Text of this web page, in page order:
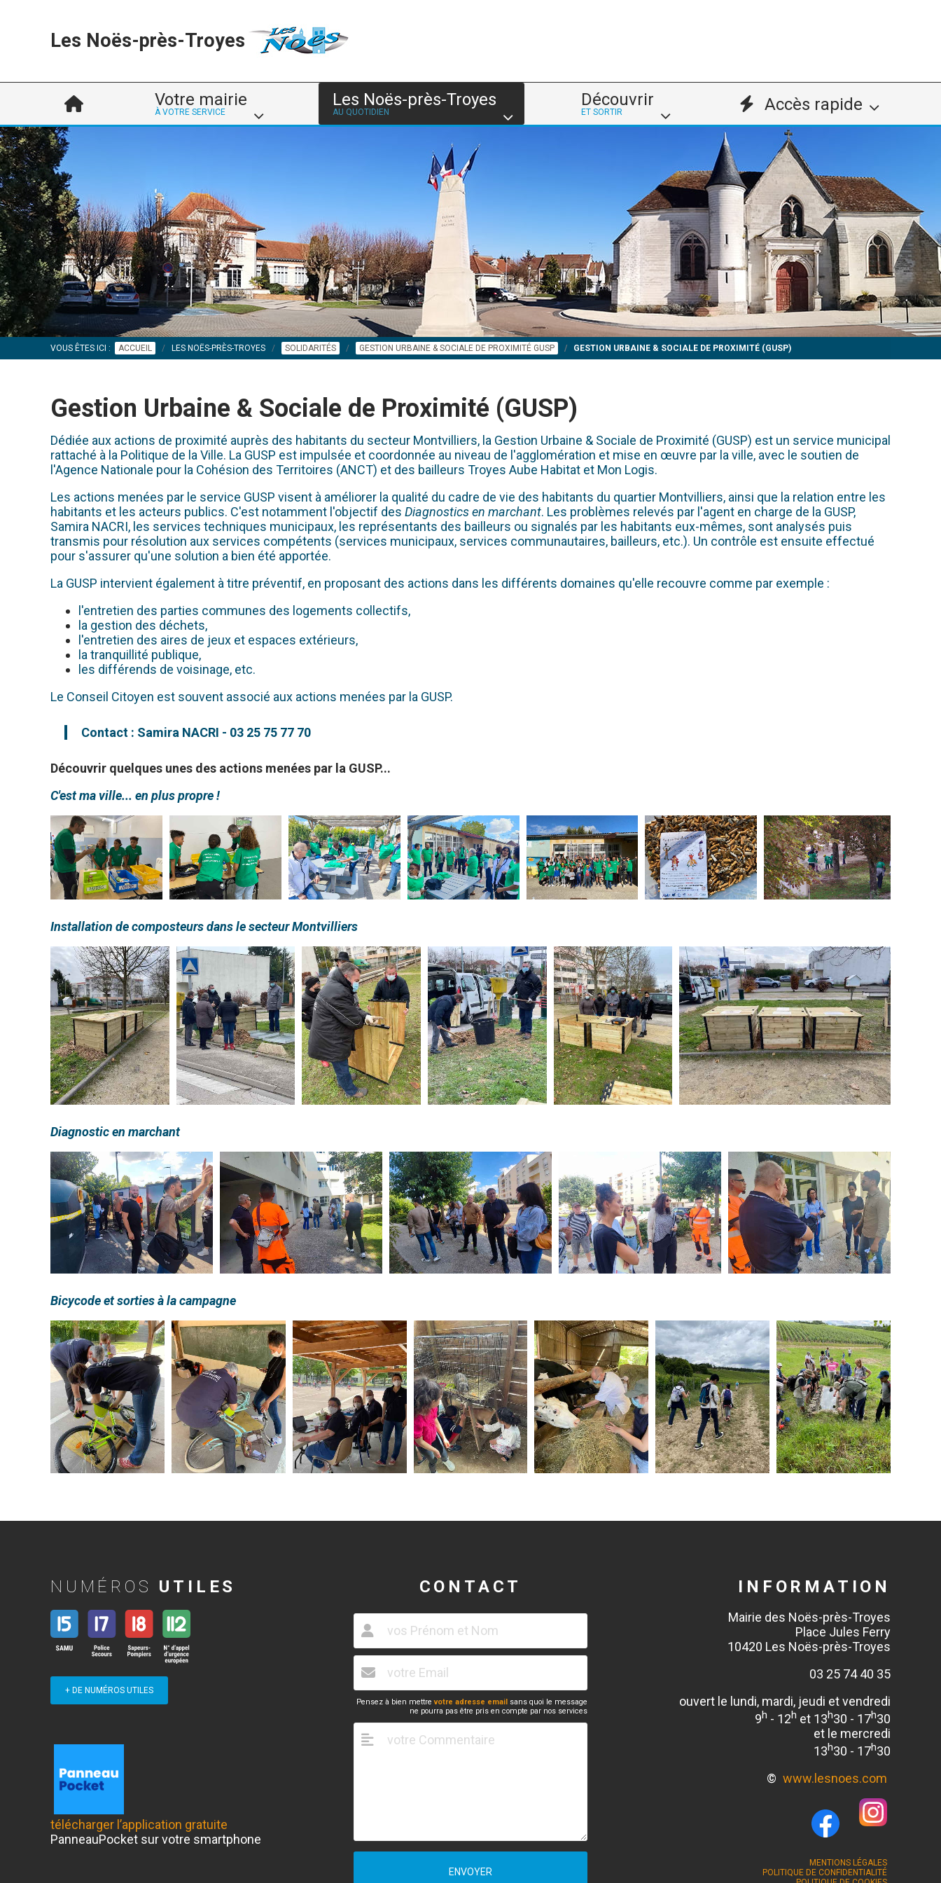
Les Noës-près-Troyes
Votre mairie
À VOTRE SERVICE
Les Noës-près-Troyes
AU QUOTIDIEN
Découvrir
ET SORTIR Accès rapide
VOUS ÊTES ICI : ACCUEIL LES NOËS-PRÈS-TROYES SOLIDARITÉS GESTION URBAINE & SOCIALE DE PROXIMITÉ GUSP GESTION URBAINE & SOCIALE DE PROXIMITÉ (GUSP)
Gestion Urbaine & Sociale de Proximité (GUSP)
Dédiée aux actions de proximité auprès des habitants du secteur Montvilliers, la Gestion Urbaine & Sociale de Proximité (GUSP) est un service municipal
rattaché à la Politique de la Ville. La GUSP est impulsée et coordonnée au niveau de l'agglomération et mise en œuvre par la ville, avec le soutien de
l'Agence Nationale pour la Cohésion des Territoires (ANCT) et des bailleurs Troyes Aube Habitat et Mon Logis.
Les actions menées par le service GUSP visent à améliorer la qualité du cadre de vie des habitants du quartier Montvilliers, ainsi que la relation entre les
habitants et les acteurs publics. C'est notamment l'objectif des Diagnostics en marchant. Les problèmes relevés par l'agent en charge de la GUSP,
Samira NACRI, les services techniques municipaux, les représentants des bailleurs ou signalés par les habitants eux-mêmes, sont analysés puis
transmis pour résolution aux services compétents (services municipaux, services communautaires, bailleurs, etc.). Un contrôle est ensuite effectué
pour s'assurer qu'une solution a bien été apportée.
La GUSP intervient également à titre préventif, en proposant des actions dans les différents domaines qu'elle recouvre comme par exemple :
l'entretien des parties communes des logements collectifs,
la gestion des déchets,
l'entretien des aires de jeux et espaces extérieurs,
la tranquillité publique,
les différends de voisinage, etc.
Le Conseil Citoyen est souvent associé aux actions menées par la GUSP.
Contact : Samira NACRI - 03 25 75 77 70
Découvrir quelques unes des actions menées par la GUSP...
C'est ma ville... en plus propre !
Installation de composteurs dans le secteur Montvilliers
Diagnostic en marchant
Bicycode et sorties à la campagne
NUMÉROS UTILES
+ DE NUMÉROS UTILES
télécharger l’application gratuite
PanneauPocket sur votre smartphone
CONTACT
Pensez à bien mettrevotre adresse email sans quoi le message
ne pourra pas être pris en compte par nos services
ENVOYER
INFORMATION
Mairie des Noës-près-Troyes
Place Jules Ferry
10420 Les Noës-près-Troyes
03 25 74 40 35
ouvert le lundi, mardi, jeudi et vendredi
9h - 12h et 13h30 - 17h30
et le mercredi
13h30 - 17h30
© www.lesnoes.com
MENTIONS LÉGALES
POLITIQUE DE CONFIDENTIALITÉ